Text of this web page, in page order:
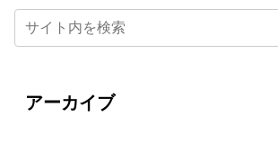
アーカイブ